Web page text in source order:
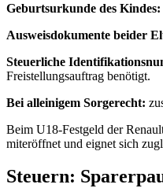
Geburtsurkunde des Kindes:
Ausweisdokumente beider
Steuerliche
Freistellungsauftrag benötigt.
Bei alleinigem Sorgerecht:
Beim U18-Festgeld der
miteröffnet und eignet sich
Steuern: